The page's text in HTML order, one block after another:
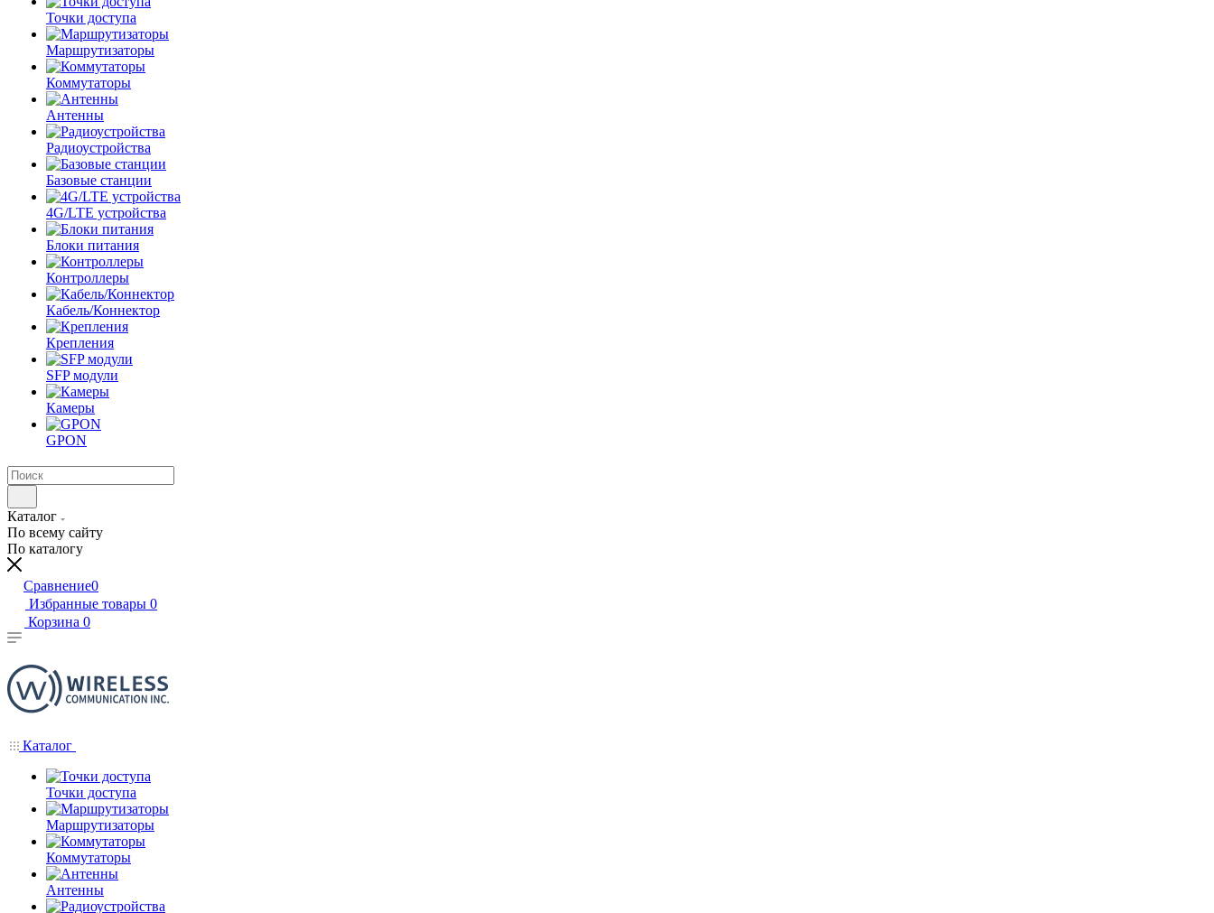
Точки доступа
Маршрутизаторы
Коммутаторы
Антенны
Радиоустройства
Базовые станции
4G/LTE устройства
Блоки питания
Контроллеры
Кабель/Коннектор
Крепления
SFP модули
Камеры
GPON
Каталог
По всему сайту
По каталогу
Сравнение0
Избранные товары 0
Корзина 0
Каталог
Точки доступа
Маршрутизаторы
Коммутаторы
Антенны